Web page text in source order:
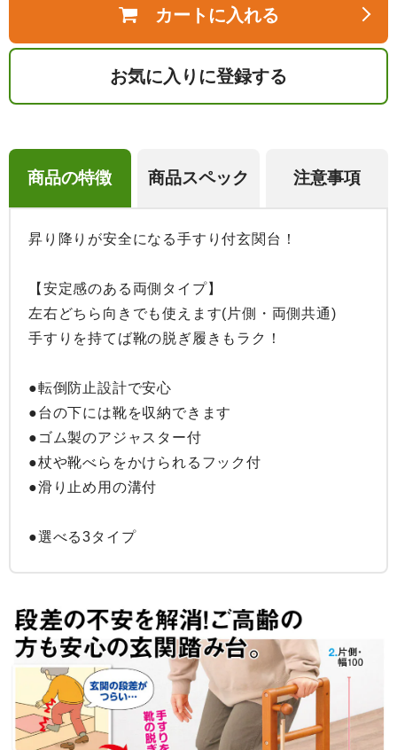
カートに入れる
お気に入りに登録する
商品の特徴 商品スペック 注意事項
昇り降りが安全になる手すり付玄関台！
【安定感のある両側タイプ】
左右どちら向きでも使えます(片側・両側共通)
手すりを持てば靴の脱ぎ履きもラク！
●転倒防止設計で安心
●台の下には靴を収納できます
●ゴム製のアジャスター付
●杖や靴べらをかけられるフック付
●滑り止め用の溝付
●選べる3タイプ